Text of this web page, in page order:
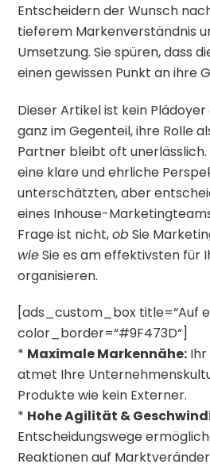
Entscheidern der Wunsch
tieferem Markenverständnis
Umsetzung. Sie spüren, dass
einen gewissen Punkt an ihre
Dieser Artikel ist kein
ganz im Gegenteil, ihre Rolle
Partner bleibt oft unerlässlich.
eine klare und ehrliche
unterschätzten, aber
eines Inhouse-
Frage ist nicht,obSie
wieSie es am effektivsten für
organisieren.
[ads_custom_box title=“Auf
color_border=“#9F473D“]
* Maximale Markennähe:
atmet Ihre
Produkte wie kein Externer.
* Hohe Agilität &
Entscheidungswege
Reaktionen auf